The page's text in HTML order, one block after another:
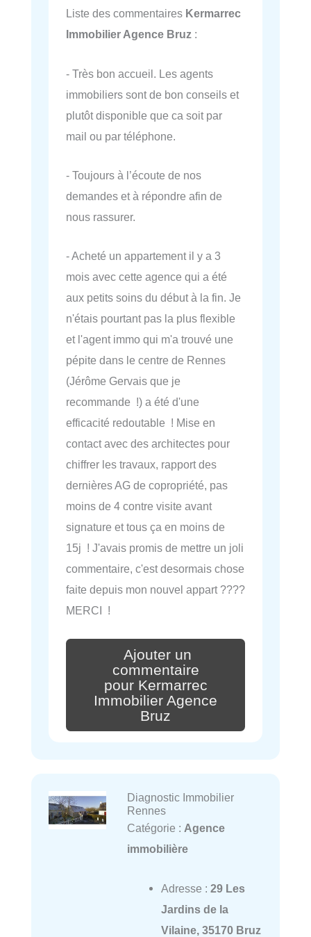
Liste des commentaires Kermarrec
Immobilier Agence Bruz :
- Très bon accueil. Les agents
immobiliers sont de bon conseils et
plutôt disponible que ca soit par
mail ou par téléphone.
- Toujours à l’écoute de nos
demandes et à répondre afin de
nous rassurer.
- Acheté un appartement il y a 3
mois avec cette agence qui a été
aux petits soins du début à la fin. Je
n'étais pourtant pas la plus flexible
et l'agent immo qui m'a trouvé une
pépite dans le centre de Rennes
(Jérôme Gervais que je
recommande !) a été d'une
efficacité redoutable ! Mise en
contact avec des architectes pour
chiffrer les travaux, rapport des
dernières AG de copropriété, pas
moins de 4 contre visite avant
signature et tous ça en moins de
15j ! J'avais promis de mettre un joli
commentaire, c'est desormais chose
faite depuis mon nouvel appart ????
MERCI !
Ajouter un
commentaire
pour Kermarrec
Immobilier Agence
Bruz
Diagnostic Immobilier
Rennes
Catégorie : Agence
immobilière
Adresse : 29 Les
Jardins de la
Vilaine, 35170 Bruz